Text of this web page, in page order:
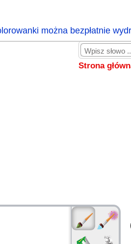
można bezpłatnie
Strona